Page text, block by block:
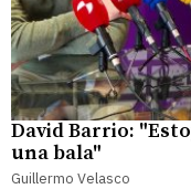
David Barrio:
una bala"
Guillermo Velasco